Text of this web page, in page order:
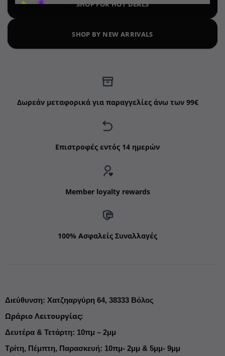
SHOP FOR HOT DEALS
SHOP BY NEW ARRIVALS
Δωρεάν μεταφορικά για παραγγελίες άνω των 99€
Επιστροφές εντός 14 ημερών
Member loyalty rewards
100% Ασφαλείς Συναλλαγές
Διεύθυνση: Χατζηαργύρη 64, 38333 Βόλος
Ωράριο Λειτουργίας:
Δευτέρα & Τετάρτη: 10πμ – 2μμ
Τρίτη, Πέμπτη, Παρασκευή: 10πμ- 2μμ & 5μμ- 9μμ